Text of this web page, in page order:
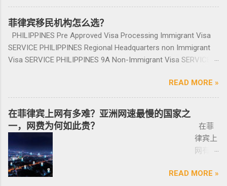
提交到移民局，等待a...
合同、一份保险、 一份OR/CR文件，这些一定
要放在家里保存好，OR/CR可以复印两张放到车
里备用 ； 想了解更多最新信息欢迎联系和咨询
我们，微信：BGC998 电报@BGC998 Whats
优先使用TG免验证，咨询请主动告知咨询项
目，菲律宾MAKATI 实体公司，客户 隐私保护
安全 可靠，可以安排工作人员上门取...
（2）房产不能出售，但可用于出租； （3）
申请人需要拿到菲律宾的房产证，才能在PRA申
请置换之前办理SRRV身份时存入的存款。 申
请流程： 1、申请人提供基础的申请材料做初
审，后转款两万美金到相关部门； 2、审核该
存款的安全性，申请人需要入境菲律宾完成后
上。
咨询微
信
8 小
飞机
998 菲
律宾马
尼拉
——移
民局
大的外国人不动产服务机构之一，主要服务在
菲外国人以及在菲工作生活的业主和租客，提
供一站式中文/英文资讯服务。供菲律宾的新
房、二手房、特价房、二手楼花、开发商、投
资指南等房产信息,为房产投资者菲律宾买房提
态。 ●菲律宾998不动产机构 998 Real Estate
长期紧密协作知名的菲律宾各大地产开发商以
及合规中介资源公司为主要合作伙伴，集合更
多资源，能针对外国投资者提供从不动产精
产养护 等全方位管理服务； 菲律宾998不动产
前往印
印尼签
证？
泰国出
印尼办
亚出发
前往印
尼办理
菲律宾移民机构怎么选？
PHILIPPINES Pre Approved Visa Processing Immigrant Visa
SERVICE PHILIPPINES Regional Headquarters non Immigrant
Visa SERVICE PHILIPPINES 9A Non-Immigrant Visa SERVICE
Pre-Arranged Employment Visa SERVICE PHILIPPINES Special
Investor’s Resident Visa SERVICE PHILIPPINES Special
Resident Retiree’s Visa SERVICE It’s Business Permit Renewal
Time for 2022 PHILIPPINES PHILIPPINES Business Structures
and Entities SERVICE PHILIPPINES Office Setup Services
PHILIPPINES Human Resources Consulting SERVICE
PHILIPPINES Call Center and BPO Setup SERVICE PHILIPPINES
Recruitment & Executive Search Services PHILIPPINES Tax
READ MORE »
在菲律宾上网有多难？亚洲网速最慢的国家之
一，网费为何如此贵？
在菲
律宾上
网有多
为一名
READ MORE »